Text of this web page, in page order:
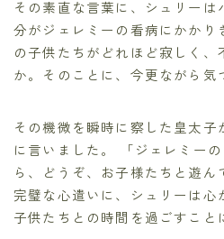
その素直な言葉に、シュリーは
分がジェレミーの看病にかかり
の子供たちがどれほど寂しく、
か。そのことに、今更ながら気
その機微を瞬時に察した皇太子
に言いました。 「ジェレミー
ら、どうぞ、お子様たちと遊
完璧な心遣いに、シュリーは心
子供たちとの時間を過ごすこと